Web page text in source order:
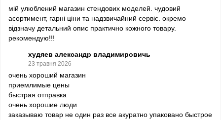
мій улюблений магазин стендових моделей. чудовий
асортимент, гарні ціни та надзвичайний сервіс. окремо
відзначу детальний опис практично кожного товару.
рекомендую!!!
худяев александр владимировичь
23 травня 2026
очень хороший магазин
приемлимые цены
быстрая отправка
очень хорошие люди
заказываю товар не один раз все акуратно упаковано быстрое